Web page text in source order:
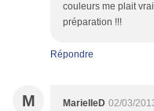
couleurs me plait
préparation !!!
Répondre
M MarielleD 02/03/